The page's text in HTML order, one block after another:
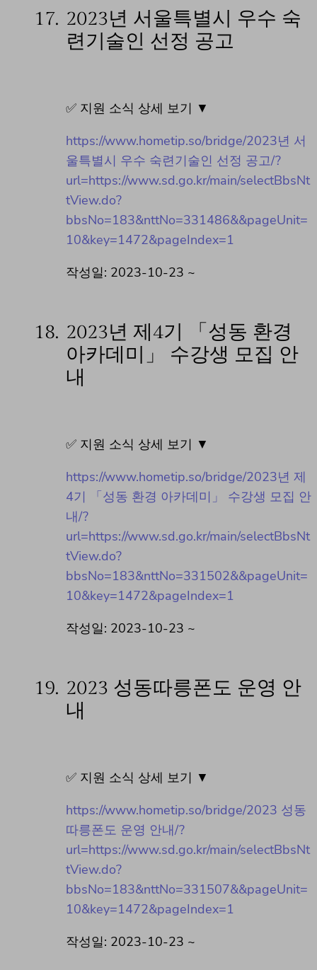
17. 2023년 서울특별시 우수 숙
련기술인 선정 공고
✅ 지원 소식 상세 보기 ▼
https://www.hometip.so/bridge/2023년 서
울특별시 우수 숙련기술인 선정 공고/?
url=https://www.sd.go.kr/main/selectBbsNt
tView.do?
bbsNo=183&nttNo=331486&&pageUnit=
10&key=1472&pageIndex=1
작성일: 2023-10-23 ~
18. 2023년 제4기 「성동 환경
아카데미」 수강생 모집 안
내
✅ 지원 소식 상세 보기 ▼
https://www.hometip.so/bridge/2023년 제
4기 「성동 환경 아카데미」 수강생 모집 안
내/?
url=https://www.sd.go.kr/main/selectBbsNt
tView.do?
bbsNo=183&nttNo=331502&&pageUnit=
10&key=1472&pageIndex=1
작성일: 2023-10-23 ~
19. 2023 성동따릉폰도 운영 안
내
✅ 지원 소식 상세 보기 ▼
https://www.hometip.so/bridge/2023 성동
따릉폰도 운영 안내/?
url=https://www.sd.go.kr/main/selectBbsNt
tView.do?
bbsNo=183&nttNo=331507&&pageUnit=
10&key=1472&pageIndex=1
작성일: 2023-10-23 ~